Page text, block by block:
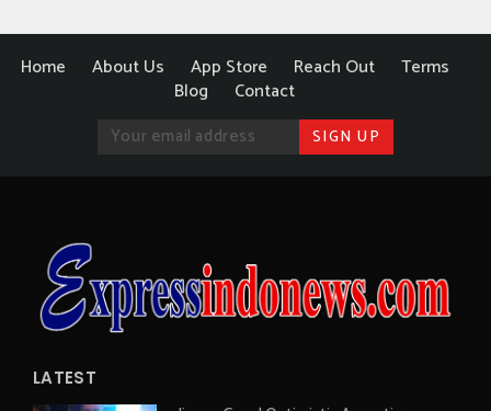
Home About Us App Store Reach Out
Terms
Blog
Contact
LATEST